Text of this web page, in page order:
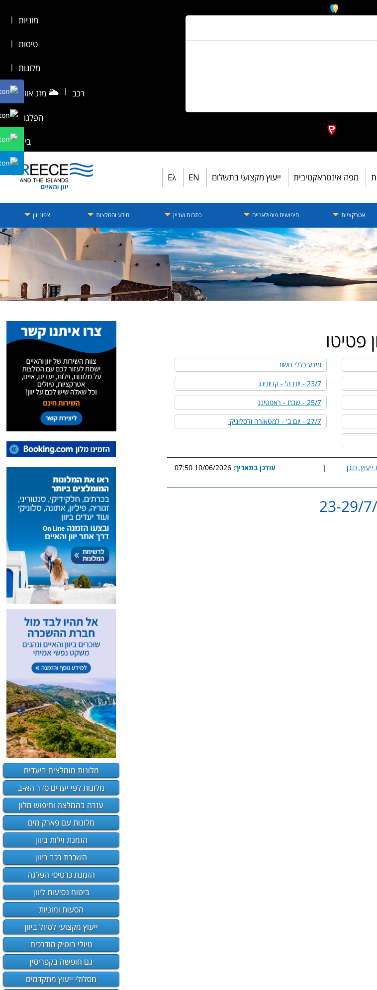
מוניות |
טיסות |
מלונות |
רכב |
🌥️ מזג אוויר |
הפלגות |
ביטוח
מפה אינטראקטיבית ייעוץ מקצועי בתשלום EN
Eλ
אטרקציות חיפושים פופולאריים כתבות ועניין מידע והמלצות צפון יוון
פטיטו
מידע כללי חשוב
23/7 - יום ה' - קניונינג
25/7 - שבת - ראפטינג
27/7 - יום ב' - למטאורה ולסלוניקי
תוכן
| עודכן בתאריך: 10/06/2026 07:50
מלונות מומלצים ביעדים
מלונות לפי יעדים סדר הא-ב
עזרה בהמלצה וחיפוש מלון
מלונות עם פארק מים
הזמנת וילות ביוון
השכרת רכב ביוון
הזמנת כרטיסי הפלגה
ביטוח נסיעות ליוון
הסעות ומוניות
ייעוץ מקצועי לטיול ביוון
טיולי בוטיק מודרכים
גם חופשה בקפריסין
מסלולי ייעוץ מתקדמים